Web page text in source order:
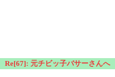
Re[67]: 元チビッ子バサーさんへ